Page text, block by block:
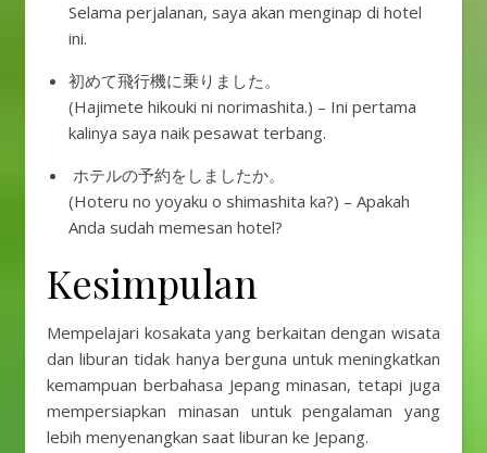
Selama perjalanan, saya akan menginap di hotel
ini.
初めて飛行機に乗りました。
(Hajimete hikouki ni norimashita.) – Ini pertama
kalinya saya naik pesawat terbang.
ホテルの予約をしましたか。
(Hoteru no yoyaku o shimashita ka?) – Apakah
Anda sudah memesan hotel?
Kesimpulan
Mempelajari kosakata yang berkaitan dengan wisata
dan liburan tidak hanya berguna untuk meningkatkan
kemampuan berbahasa Jepang minasan, tetapi juga
mempersiapkan minasan untuk pengalaman yang
lebih menyenangkan saat liburan ke Jepang.